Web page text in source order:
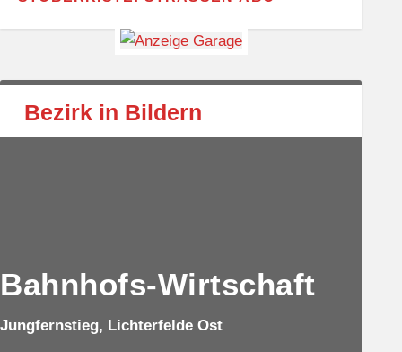
Bezirk in Bildern
Bahnhofs-Wirtschaft
Jungfernstieg, Lichterfelde Ost